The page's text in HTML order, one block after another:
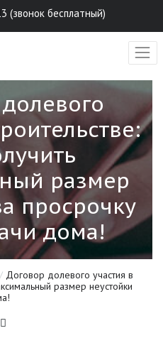
(звонок бесплатный)
размер
просрочку
дома!
/ Договор долевого участия в
размер неустойки